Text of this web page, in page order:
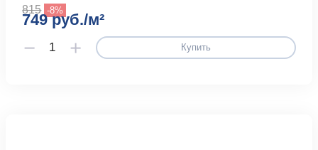
815 -8%
749 руб./м²
Купить